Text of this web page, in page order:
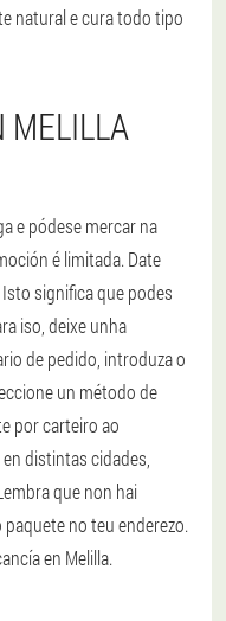
natural e cura todo tipo
MELILLA
e pódese mercar na
é limitada. Date
significa que podes
iso, deixe unha
de pedido, introduza o
un método de
por carteiro ao
distintas cidades,
que non hai
no teu enderezo.
en Melilla.